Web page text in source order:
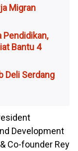
Migran
Pendidikan,
Bantu 4
Deli Serdang
Development
Co-founder Rey